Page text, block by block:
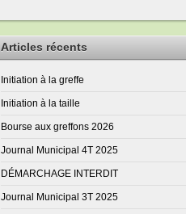
Articles récents
Initiation à la greffe
Initiation à la taille
Bourse aux greffons 2026
Journal Municipal 4T 2025
DÉMARCHAGE INTERDIT
Journal Municipal 3T 2025